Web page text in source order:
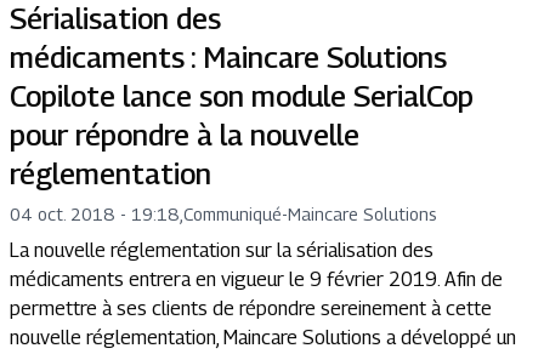
Sérialisation des
médicaments : Maincare Solutions
Copilote lance son module SerialCop
pour répondre à la nouvelle
réglementation
04 oct. 2018 - 19:18 Communiqué-Maincare Solutions
La nouvelle réglementation sur la sérialisation des
médicaments entrera en vigueur le 9 février 2019. Afin de
permettre à ses clients de répondre sereinement à cette
nouvelle réglementation, Maincare Solutions a développé un